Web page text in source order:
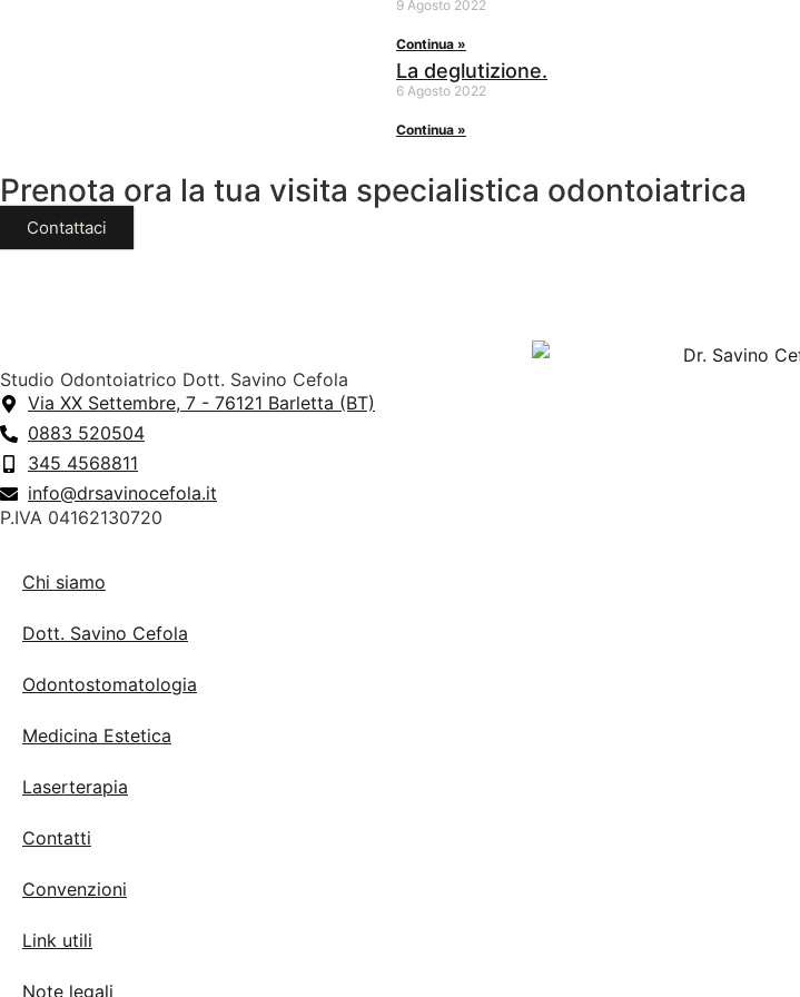
9 Agosto 2022
Continua »
La deglutizione.
6 Agosto 2022
Continua »
Prenota ora la tua visita specialistica odontoiatrica
Contattaci
Studio Odontoiatrico Dott. Savino Cefola
Via XX Settembre, 7 - 76121 Barletta (BT)
0883 520504
345 4568811
info@drsavinocefola.it
P.IVA 04162130720
Chi siamo
Dott. Savino Cefola
Odontostomatologia
Medicina Estetica
Laserterapia
Contatti
Convenzioni
Link utili
Note legali